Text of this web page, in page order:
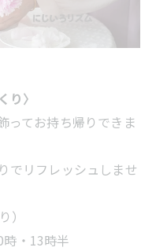
り〉
ってお持ち帰りできま
でリフレッシュしませ
）
・13時半